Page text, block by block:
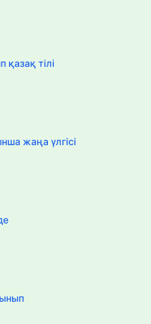
тілі
жаңа үлгісі